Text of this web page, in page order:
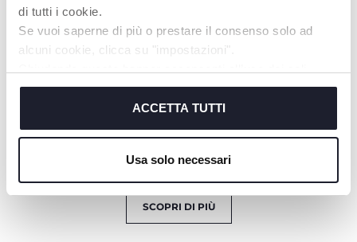
di tutti i cookie.
Se vuoi saperne di più o prestare il consenso solo ad
alcuni cookie, clicca su "impostazioni".
cookie tecnici, indispensabili per fruire del servizio
ACCETTA TUTTI
Usa solo necessari
utilizzando i
connettori Isofix e Top
Tether. A partire dai
installato con o senza
connettori Isofix in
abbinamento alla
cintura a 3 punti
dell'auto
partire dai 15 mesi,
deve essere installato
verso il senso di
bambino è trattenuto
cinture a 5-punti
SCOPRI DI PIÙ